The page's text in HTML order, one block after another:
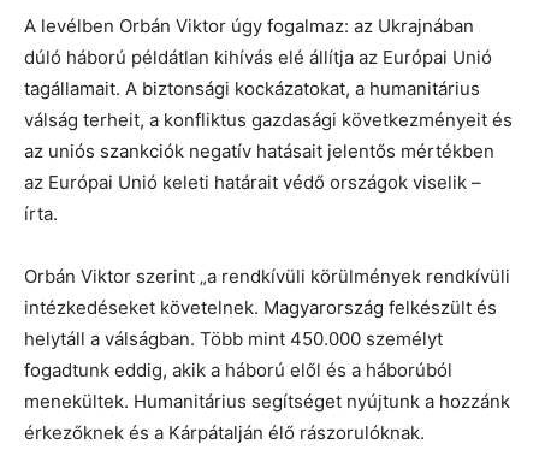
A levélben Orbán Viktor úgy fogalmaz: az Ukrajnában
dúló háború példátlan kihívás elé állítja az Európai Unió
tagállamait. A biztonsági kockázatokat, a humanitárius
válság terheit, a konfliktus gazdasági következményeit és
az uniós szankciók negatív hatásait jelentős mértékben
az Európai Unió keleti határait védő országok viselik –
írta.
Orbán Viktor szerint „a rendkívüli körülmények rendkívüli
intézkedéseket követelnek. Magyarország felkészült és
helytáll a válságban. Több mint 450.000 személyt
fogadtunk eddig, akik a háború elől és a háborúból
menekültek. Humanitárius segítséget nyújtunk a hozzánk
érkezőknek és a Kárpátalján élő rászorulóknak.